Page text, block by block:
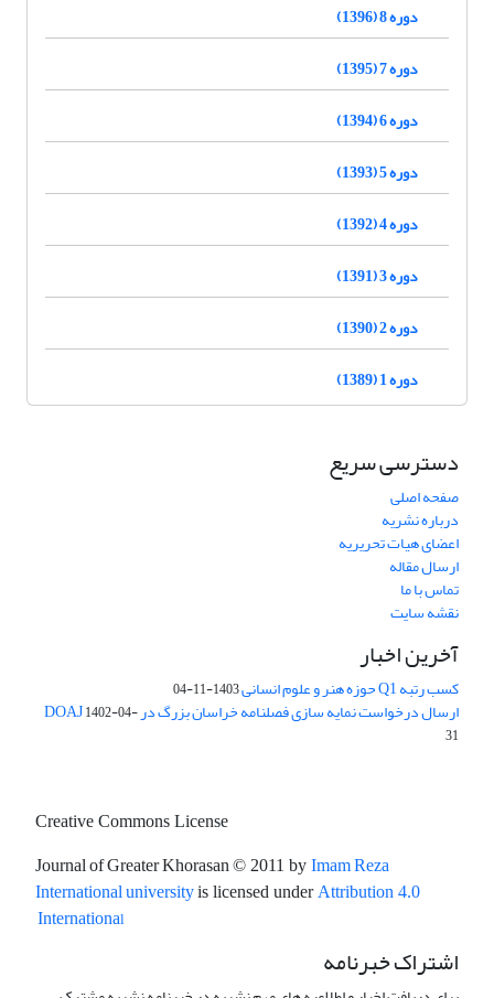
دوره 8 (1396)
دوره 7 (1395)
دوره 6 (1394)
دوره 5 (1393)
دوره 4 (1392)
دوره 3 (1391)
دوره 2 (1390)
دوره 1 (1389)
دسترسی سریع
صفحه اصلی
درباره نشریه
اعضای هیات تحریریه
ارسال مقاله
تماس با ما
نقشه سایت
آخرین اخبار
کسب رتبه Q1 حوزه هنر و علوم انسانی 1403-11-04
ارسال درخواست نمایه سازی فصلنامه خراسان بزرگ در DOAJ1402-04-
31
Creative Commons License
Journal of Greater Khorasan© 2011 by Imam Reza
International universityis licensed under Attribution 4.0
International
اشتراک خبرنامه